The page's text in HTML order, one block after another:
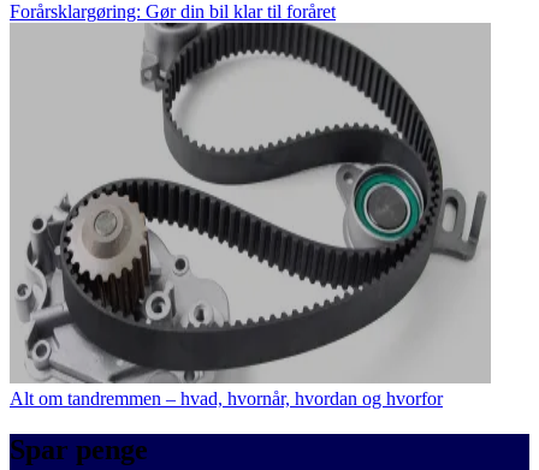
Forårsklargøring: Gør din bil klar til foråret
Alt om tandremmen – hvad, hvornår, hvordan og hvorfor
Spar penge